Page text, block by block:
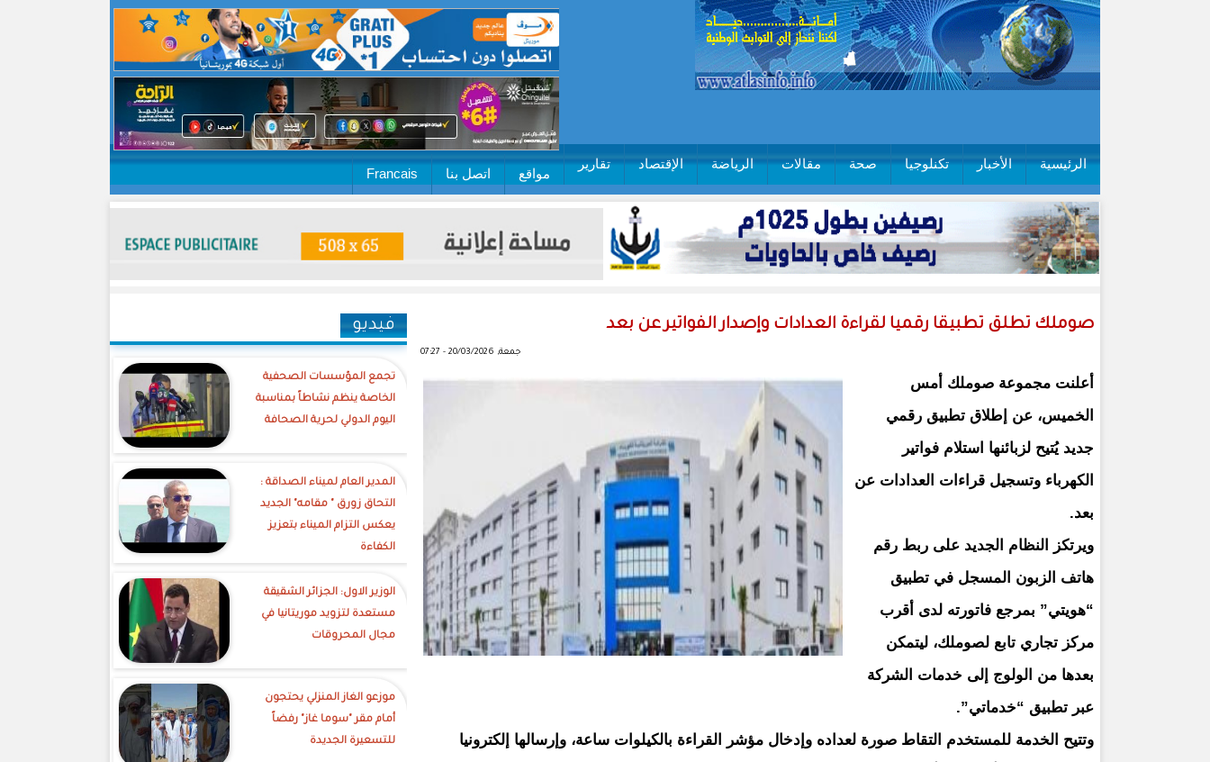
الرئيسية الأخبار تكنلوجيا صحة مقالات الرياضة الإقتصاد تقارير
مواقع اتصل بنا Francais
صوملك تطلق تطبيقا رقميا لقراءة العدادات وإصدار الفواتير عن بعد
جمعة, 20/03/2026 - 07:27
أعلنت مجموعة صوملك أمس
الخميس، عن إطلاق تطبيق رقمي
جديد يُتيح لزبائنها استلام فواتير
الكهرباء وتسجيل قراءات العدادات عن
بعد.
ويرتكز النظام الجديد على ربط رقم
هاتف الزبون المسجل في تطبيق
“هويتي” بمرجع فاتورته لدى أقرب
مركز تجاري تابع لصوملك، ليتمكن
بعدها من الولوج إلى خدمات الشركة
عبر تطبيق “خدماتي”.
وتتيح الخدمة للمستخدم التقاط صورة لعداده وإدخال مؤشر القراءة بالكيلوات ساعة، وإرسالها إلكترونيا
فيديو
تجمع المؤسسات الصحفية
الخاصة ينظم نشاطاً بمناسبة
اليوم الدولي لحرية الصحافة
‎المدير العام لميناء الصداقة :
التحاق زورق " مقامه" الجديد
يعكس التزام الميناء بتعزيز
الكفاءة
الوزير الاول: الجزائر الشقيقة
مستعدة لتزويد موريتانيا في
مجال المحروقات
موزعو الغاز المنزلي يحتجون
أمام مقر "سوما غاز" رفضاً
للتسعيرة الجديدة